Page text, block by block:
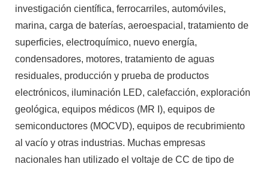
investigación científica, ferrocarriles, automóviles,
marina, carga de baterías, aeroespacial, tratamiento de
superficies, electroquímico, nuevo energía,
condensadores, motores, tratamiento de aguas
residuales, producción y prueba de productos
electrónicos, iluminación LED, calefacción, exploración
geológica, equipos médicos (MR I), equipos de
semiconductores (MOCVD), equipos de recubrimiento
al vacío y otras industrias. Muchas empresas
nacionales han utilizado el voltaje de CC de tipo de